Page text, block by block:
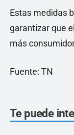
Estas medidas
garantizar que
más
Fuente: TN
Te puede